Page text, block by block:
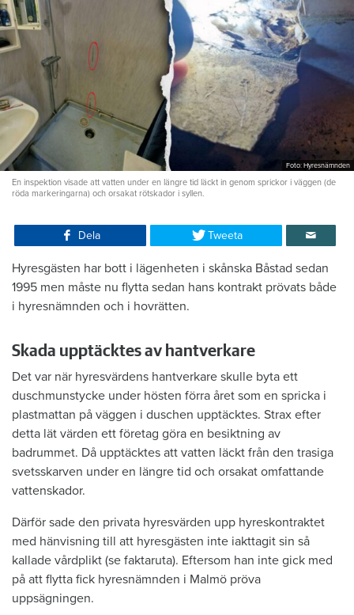
Foto: Hyresnämnden
En inspektion visade att vatten under en längre tid läckt in genom sprickor i väggen (de
röda markeringarna) och orsakat rötskador i syllen.
Dela Tweeta
Hyresgästen har bott i lägenheten i skånska Båstad sedan
1995 men måste nu flytta sedan hans kontrakt prövats både
i hyresnämnden och i hovrätten.
Skada upptäcktes av hantverkare
Det var när hyresvärdens hantverkare skulle byta ett
duschmunstycke under hösten förra året som en spricka i
plastmattan på väggen i duschen upptäcktes. Strax efter
detta lät värden ett företag göra en besiktning av
badrummet. Då upptäcktes att vatten läckt från den trasiga
svetsskarven under en längre tid och orsakat omfattande
vattenskador.
Därför sade den privata hyresvärden upp hyreskontraktet
med hänvisning till att hyresgästen inte iakttagit sin så
kallade vårdplikt (se faktaruta). Eftersom han inte gick med
på att flytta fick hyresnämnden i Malmö pröva
uppsägningen.